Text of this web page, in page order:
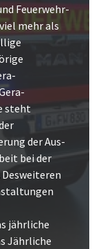
Feuerwehr-
mehr als
steht
der Aus-
bei der
jährliche
Jährliche